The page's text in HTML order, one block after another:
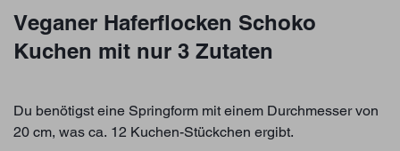
Veganer Haferflocken Schoko
Kuchen mit nur 3 Zutaten
Du benötigst eine Springform mit einem Durchmesser von
20 cm, was ca. 12 Kuchen-Stückchen ergibt.